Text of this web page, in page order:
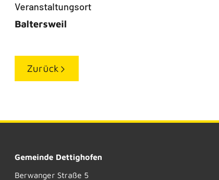
Veranstaltungsort
Baltersweil
Zurück
Gemeinde Dettighofen
Berwanger Straße 5